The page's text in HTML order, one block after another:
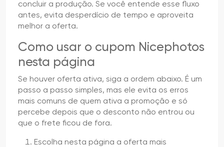
concluir a produção. Se você entende esse fluxo
antes, evita desperdício de tempo e aproveita
melhor a oferta.
Como usar o cupom Nicephotos
nesta página
Se houver oferta ativa, siga a ordem abaixo. É um
passo a passo simples, mas ele evita os erros
mais comuns de quem ativa a promoção e só
percebe depois que o desconto não entrou ou
que o frete ficou de fora.
Escolha nesta página a oferta mais